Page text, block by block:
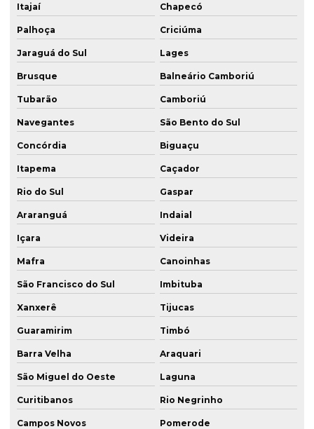
Itajaí Chapecó
Palhoça Criciúma
Jaraguá do Sul Lages
Brusque Balneário Camboriú
Tubarão Camboriú
Navegantes São Bento do Sul
Concórdia Biguaçu
Itapema Caçador
Rio do Sul Gaspar
Araranguá Indaial
Içara Videira
Mafra Canoinhas
São Francisco do Sul Imbituba
Xanxerê Tijucas
Guaramirim Timbó
Barra Velha Araquari
São Miguel do Oeste Laguna
Curitibanos Rio Negrinho
Campos Novos Pomerode